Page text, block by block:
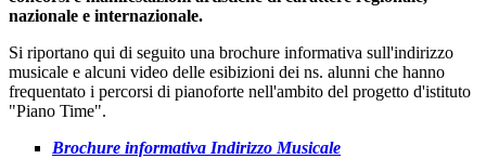
nazionale e internazionale.
Si riportano qui di seguito una brochure informativa sull'indirizzo
musicale e alcuni video delle esibizioni dei ns. alunni che hanno
frequentato i percorsi di pianoforte nell'ambito del progetto d'istituto
"Piano Time".
Brochure informativa Indirizzo Musicale